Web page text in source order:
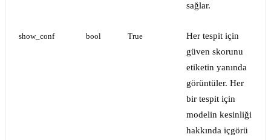
sağlar.
show_conf bool True
Her tespit için
güven skorunu
etiketin yanında
görüntüler. Her
bir tespit için
modelin kesinliği
hakkında içgörü